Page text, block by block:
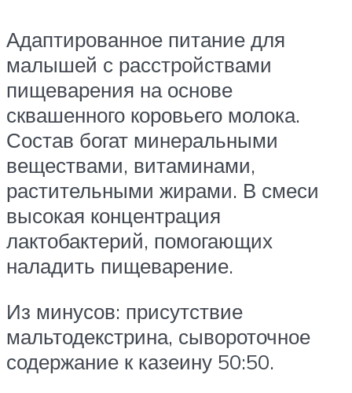
Адаптированное питание для
малышей с расстройствами
пищеварения на основе
сквашенного коровьего молока.
Состав богат минеральными
веществами, витаминами,
растительными жирами. В смеси
высокая концентрация
лактобактерий, помогающих
наладить пищеварение.
Из минусов: присутствие
мальтодекстрина, сывороточное
содержание к казеину 50:50.